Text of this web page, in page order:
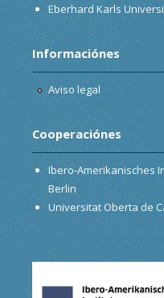
Eberhard Karls
Informaciónes
Aviso legal
Cooperaciónes
Ibero-Amerikanisches
Berlin
Universitat Oberta de